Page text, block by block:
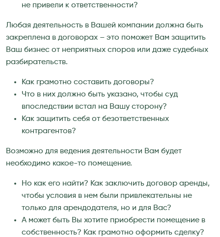
не привели к ответственности?
Любая деятельность в Вашей компании должна быть
закреплена в договорах – это поможет Вам защитить
Ваш бизнес от неприятных споров или даже судебных
разбирательств.
Как грамотно составить договоры?
Что в них должно быть указано, чтобы суд
впоследствии встал на Вашу сторону?
Как защитить себя от безответственных
контрагентов?
Возможно для ведения деятельности Вам будет
необходимо какое-то помещение.
Но как его найти? Как заключить договор аренды,
чтобы условия в нем были привлекательны не
только для арендодателя, но и для Вас?
А может быть Вы хотите приобрести помещение в
собственность? Как грамотно оформить сделку?